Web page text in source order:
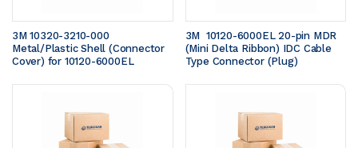
3M 10320-3210-000
Metal/Plastic Shell (Connector
Cover) for 10120-6000EL
3M  10120-6000EL 20-pin MDR
(Mini Delta Ribbon) IDC Cable
Type Connector (Plug)